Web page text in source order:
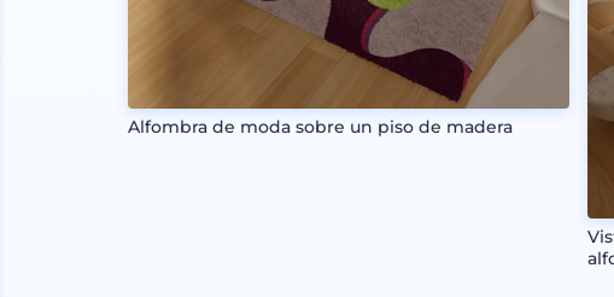
Alfombra de moda sobre un piso de madera